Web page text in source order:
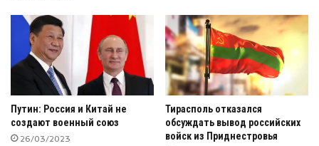
Путин: Россия и Китай не
создают военный союз
26/03/2023
Тирасполь отказался
обсуждать вывод российских
войск из Приднестровья